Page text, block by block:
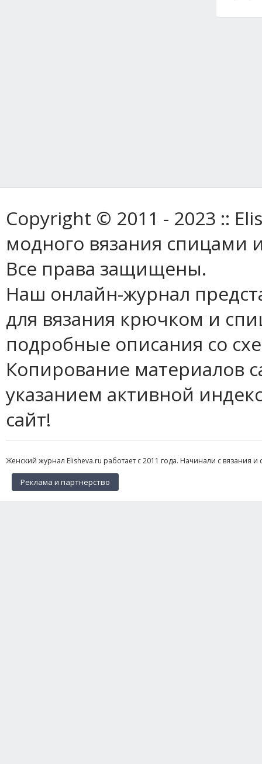
Copyright © 2011 - 2023 ::
модного вязания спицами
Все права защищены.
Наш онлайн-журнал
для вязания крючком и
подробные описания со
Копирование материалов
указанием активной
сайт!
Женский журнал Elisheva.ru работает с 2011 года. Начинали с вязания
Реклама и партнерство